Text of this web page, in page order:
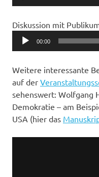
Diskussion mit
Audio
00:00
Weitere interessante
auf der
sehenswert: Wolfgang
Demokratie – am
USA (hier das